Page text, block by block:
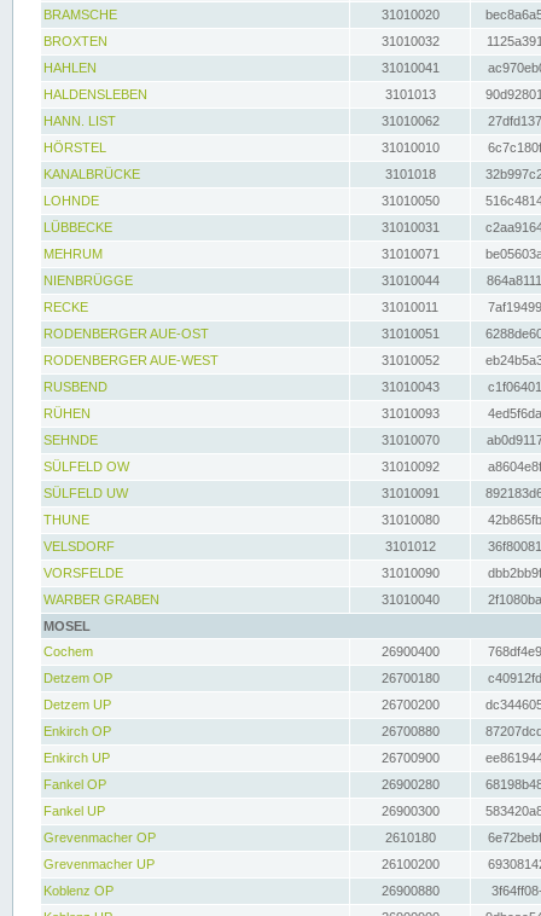
BRAMSCHE
31010020
BROXTEN
31010032
HAHLEN
31010041
HALDENSLEBEN
3101013
HANN. LIST
31010062
HÖRSTEL
31010010
KANALBRÜCKE
3101018
LOHNDE
31010050
LÜBBECKE
31010031
MEHRUM
31010071
NIENBRÜGGE
31010044
RECKE
31010011
RODENBERGER AUE-OST
31010051
RODENBERGER AUE-WEST
31010052
RUSBEND
31010043
RÜHEN
31010093
SEHNDE
31010070
SÜLFELD OW
31010092
SÜLFELD UW
31010091
THUNE
31010080
VELSDORF
3101012
VORSFELDE
31010090
WARBER GRABEN
31010040
MOSEL
Cochem
26900400
Detzem OP
26700180
Detzem UP
26700200
Enkirch OP
26700880
Enkirch UP
26700900
Fankel OP
26900280
Fankel UP
26900300
Grevenmacher OP
2610180
Grevenmacher UP
26100200
Koblenz OP
26900880